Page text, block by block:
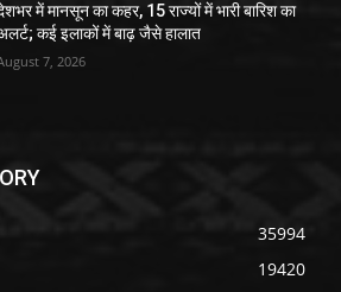
में मानसून का कहर, 15 राज्यों में भारी बारिश का
कई इलाकों में बाढ़ जैसे हालात
7, 2026
35994
19420